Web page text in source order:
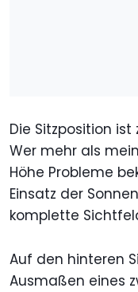
Die Sitzposition
Wer mehr als
Höhe Probleme
Einsatz der
komplette
Auf den hinteren
Ausmaßen eines